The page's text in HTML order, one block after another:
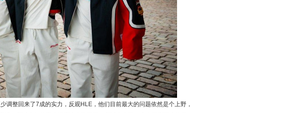
整回来了7成的实力，反观HLE，他们目前最大的问题依然是个上野，